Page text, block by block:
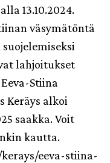
13.10.2024.
väsymätöntä
lahjoitukset
Stiina
Keräys alkoi
saakka. Voit
kautta.
eeva-stiina-